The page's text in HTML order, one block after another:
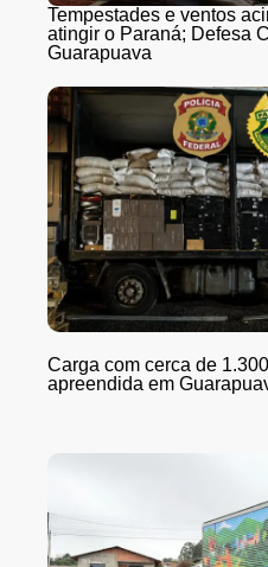
Tempestades e ventos
atingir o Paraná; Defesa
Guarapuava
Carga com cerca de
apreendida em